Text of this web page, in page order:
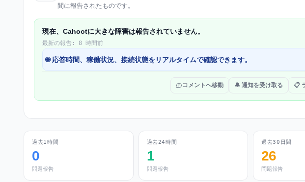
間に報告されたものです。
現在、Cahootに大きな障害は報告されていません。
最新の報告: 8 時間前
🌐 応答時間、稼働状況、接続状態をリアルタイムで確認できます。
コメントへ移動 🔔 通知を受け取る 📋
過去1時間
0
問題報告
過去24時間
1
問題報告
過去30日間
26
問題報告